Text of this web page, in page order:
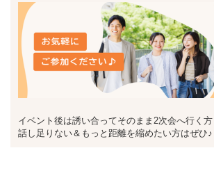
イベント後は誘い合ってそのまま2次会へ行く方
話し足りない＆もっと距離を縮めたい方はぜひ♪